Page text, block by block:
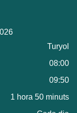
Turyol
08:00
09:50
1 hora 50 minuts